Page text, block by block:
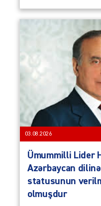
03.08.2026
Ümummilli Lider
Azərbaycan
statusunun
olmuşdur